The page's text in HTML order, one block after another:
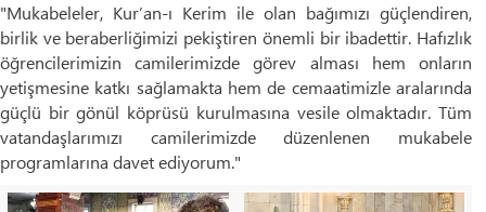
"Mukabeleler, Kur’an-ı Kerim ile olan bağımızı güçlendiren,
birlik ve beraberliğimizi pekiştiren önemli bir ibadettir. Hafızlık
öğrencilerimizin camilerimizde görev alması hem onların
yetişmesine katkı sağlamakta hem de cemaatimizle aralarında
güçlü bir gönül köprüsü kurulmasına vesile olmaktadır. Tüm
vatandaşlarımızı camilerimizde düzenlenen mukabele
programlarına davet ediyorum."